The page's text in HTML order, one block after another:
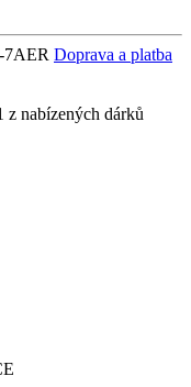
7AER Doprava a platba
z nabízených dárků